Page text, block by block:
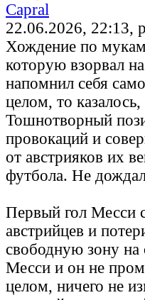
Capral
22.06.2026, 22:13,
Хождение по
которую взорвал
напомнил себя
целом, то
Тошнотворный
провокаций и
от австрияков их
футбола. Не
Первый гол Месси
австрийцев и
свободную зону на
Месси и он не
целом, ничего не